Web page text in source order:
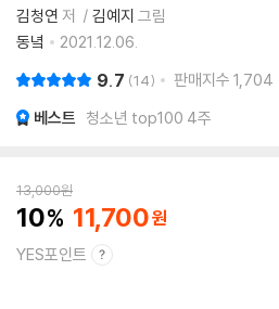
김청연 저 김예지 그림
동녘
2021.12.06.
9.7 14 판매지수 1,704
베스트 청소년 top100 4주
13,000원
10 11,700
YES포인트